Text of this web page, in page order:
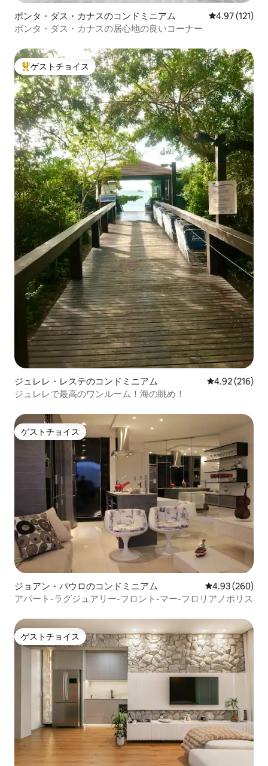
ポンタ・ダス・カナスのコンドミニアム レビュー121
4.97 (121)
ポンタ・ダス・カナスの居心地の良いコーナー
大好評のゲストチョイスです。
ゲストチョイス
ジュレレ・レステのコンドミニアム レビュー216
4.92 (216)
ジュレレで最高のワンルーム！海の眺め！
ゲストチョイス
ゲストチョイス
ジョアン・パウロのコンドミニアム レビュー260
4.93 (260)
アパート-ラグジュアリー-フロント-マー-フロリアノポリス
ゲストチョイス
ゲストチョイス